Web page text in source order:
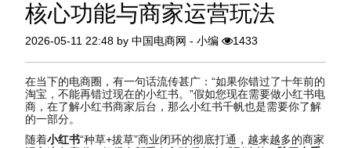
核心功能与商家运营玩法
2026-05-11 22:48 by 中国电商网 - 小编 1433
在当下的电商圈，有一句话流传甚广：“如果你错过了十年前的
淘宝，不能再错过现在的小红书。”假如您现在需要做小红书电
商，在了解小红书商家后台，那么小红书千帆也是需要你了解
的一部分。
随着小红书“种草+拔草”商业闭环的彻底打通，越来越多的商家